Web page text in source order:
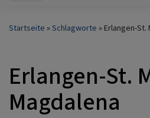
Startseite Schlagworte Erlangen-St.
Erlangen-St.
Magdalena